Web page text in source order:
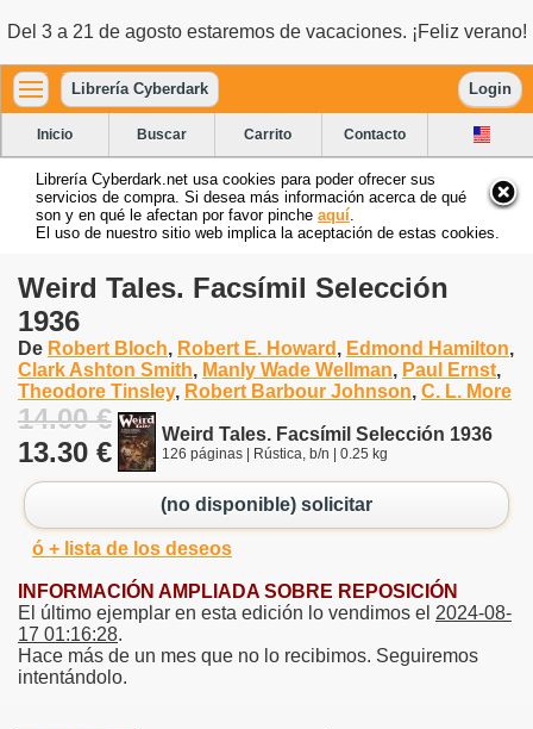
Del 3 a 21 de agosto estaremos de vacaciones. ¡Feliz verano!
Librería Cyberdark Login
Inicio Buscar Carrito Contacto
Librería Cyberdark.net usa cookies para poder ofrecer sus
servicios de compra. Si desea más información acerca de qué
son y en qué le afectan por favor pinche aquí
El uso de nuestro sitio web implica la aceptación de estas cookies.
Weird Tales. Facsímil Selección
1936
De Robert Bloch, Robert E. Howard , Edmond Hamilton,
Clark Ashton Smith, Manly Wade Wellman, Paul Ernst,
Theodore Tinsley, Robert Barbour Johnson, C. L. More
14.00 €
13.30 €
Weird Tales. Facsímil Selección 1936
126 páginas | Rústica, b/n | 0.25 kg
(no disponible) solicitar
ó + lista de los deseos
INFORMACIÓN AMPLIADA SOBRE REPOSICIÓN
El último ejemplar en esta edición lo vendimos el 2024-08-
17 01:16:28.
Hace más de un mes que no lo recibimos. Seguiremos
intentándolo.